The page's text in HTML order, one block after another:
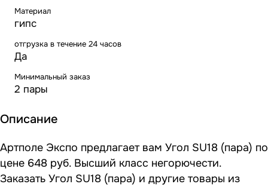
Материал
гипс
отгрузка в течение 24 часов
Да
Минимальный заказ
2 пары
Описание
Артполе Экспо предлагает вам Угол SU18 (пара) по
цене 648 руб. Высший класс негорючести.
Заказать Угол SU18 (пара) и другие товары из